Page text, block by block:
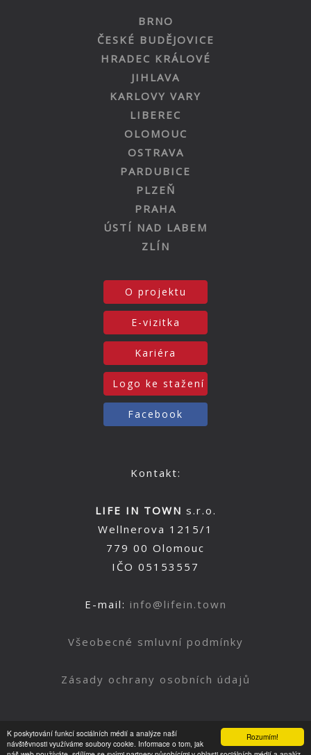
Rozumím!
K poskytování funkcí sociálních médií a analýze naší
návštěvnosti využíváme soubory cookie. Informace o tom, jak
BRNO
ČESKÉ BUDĚJOVICE
HRADEC KRÁLOVÉ
JIHLAVA
KARLOVY VARY
LIBEREC
OLOMOUC
OSTRAVA
PARDUBICE
PLZEŇ
PRAHA
ÚSTÍ NAD LABEM
ZLÍN
O projektu
E-vizitka
Kariéra
Logo ke stažení
Facebook
Kontakt:
LIFE IN TOWN s.r.o.
Wellnerova 1215/1
779 00 Olomouc
IČO 05153557
E-mail: info@lifein.town
Všeobecné smluvní podmínky
Zásady ochrany osobních údajů
Nahoru